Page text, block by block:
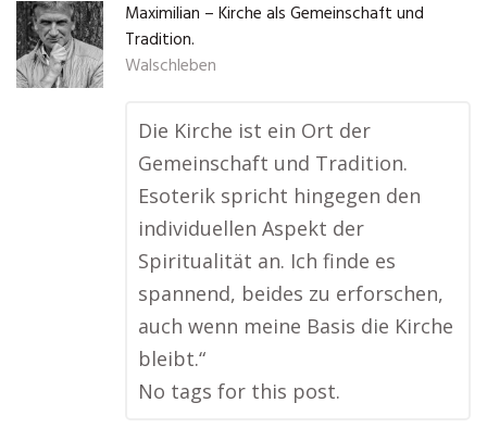
Maximilian – Kirche als Gemeinschaft und
Tradition.
Walschleben
Die Kirche ist ein Ort der
Gemeinschaft und Tradition.
Esoterik spricht hingegen den
individuellen Aspekt der
Spiritualität an. Ich finde es
spannend, beides zu erforschen,
auch wenn meine Basis die Kirche
bleibt.“
No tags for this post.